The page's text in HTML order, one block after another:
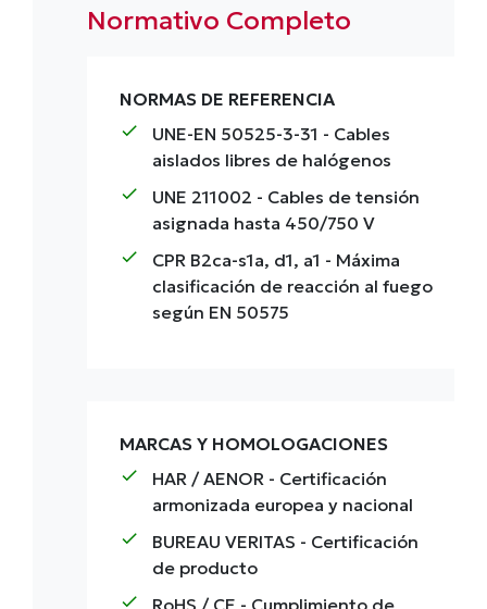
Normativo Completo
NORMAS DE REFERENCIA
check UNE-EN 50525-3-31 - Cables
aislados libres de halógenos
check UNE 211002 - Cables de tensión
asignada hasta 450/750 V
check CPR B2ca-s1a, d1, a1 - Máxima
clasificación de reacción al fuego
según EN 50575
MARCAS Y HOMOLOGACIONES
check HAR / AENOR - Certificación
armonizada europea y nacional
check BUREAU VERITAS - Certificación
de producto
check